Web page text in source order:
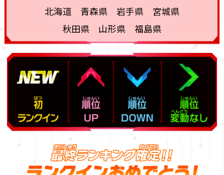
北海道 青森県 岩手県 宮城県
秋田県 山形県 福島県